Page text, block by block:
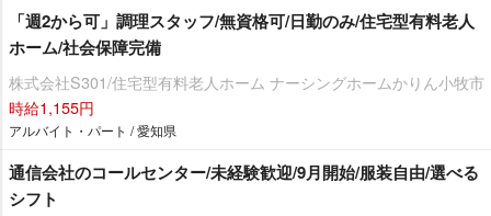
「週2から可」調理スタッフ/無資格可/日勤のみ/住宅型有料老人
ホーム/社会保障完備
株式会社S301/住宅型有料老人ホーム ナーシングホームかりん小牧市
時給1,155円
アルバイト・パート / 愛知県
通信会社のコールセンター/未経験歓迎/9月開始/服装自由/選べる
シフト